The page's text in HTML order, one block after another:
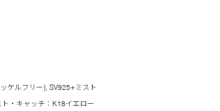
ケルフリー), SV925+ミスト
・キャッチ：K18イエロー